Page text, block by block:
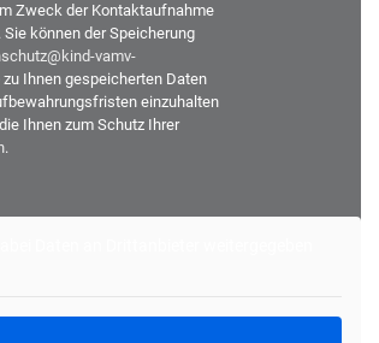
Zweck der Kontaktaufnahme
können der Speicherung
vamv-
Ihnen gespeicherten Daten
einzuhalten
Ihnen zum Schutz Ihrer
.